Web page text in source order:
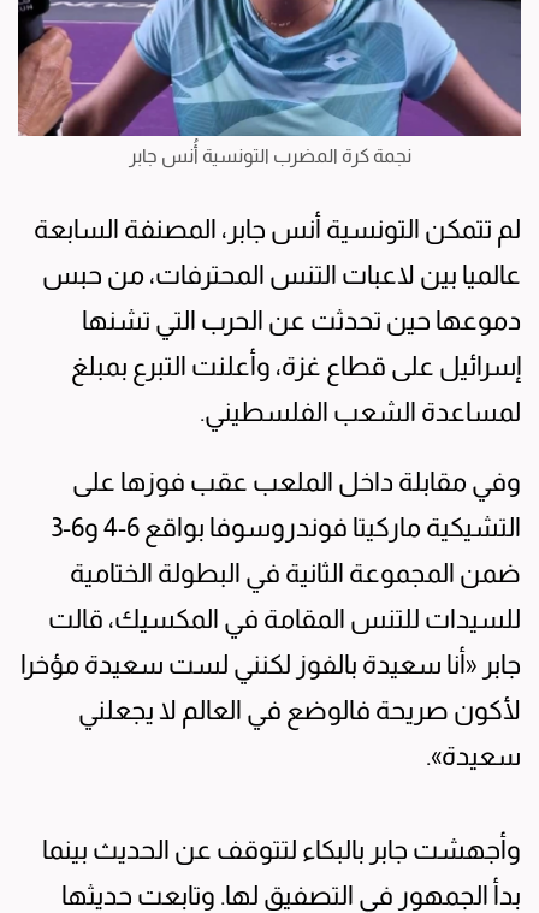
نجمة كرة المضرب التونسية أُنس جابر
لم تتمكن التونسية أنس جابر، المصنفة السابعة
عالميا بين لاعبات التنس المحترفات، من حبس
دموعها حين تحدثت عن الحرب التي تشنها
إسرائيل على قطاع غزة، وأعلنت التبرع بمبلغ
لمساعدة الشعب الفلسطيني.
وفي مقابلة داخل الملعب عقب فوزها على
التشيكية ماركيتا فوندروسوفا بواقع 6-4 و6-3
ضمن المجموعة الثانية في البطولة الختامية
للسيدات للتنس المقامة في المكسيك، قالت
جابر «أنا سعيدة بالفوز لكنني لست سعيدة مؤخرا
لأكون صريحة فالوضع في العالم لا يجعلني
سعيدة».
وأجهشت جابر بالبكاء لتتوقف عن الحديث بينما
بدأ الجمهور في التصفيق لها. وتابعت حديثها